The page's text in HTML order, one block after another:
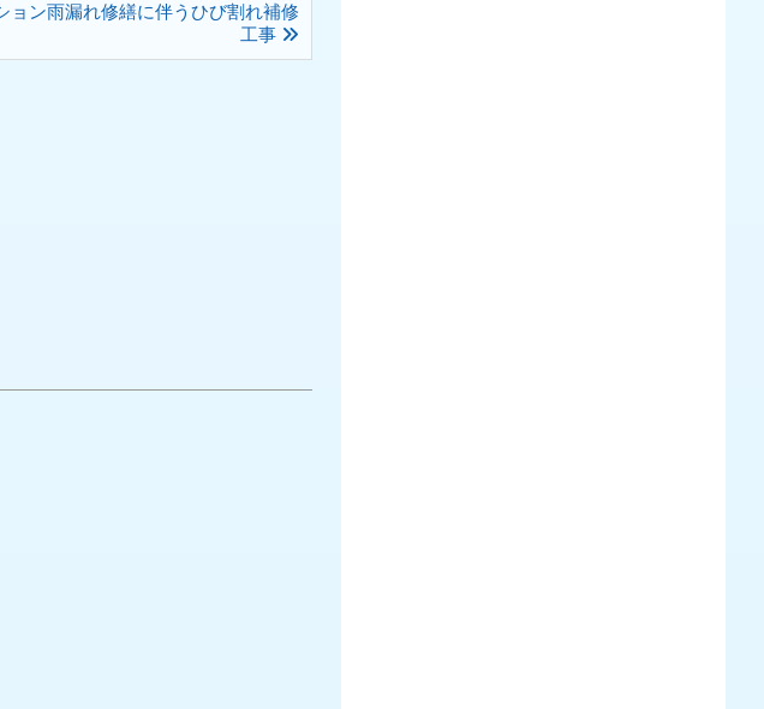
ョン雨漏れ修繕に伴うひび割れ補修
工事